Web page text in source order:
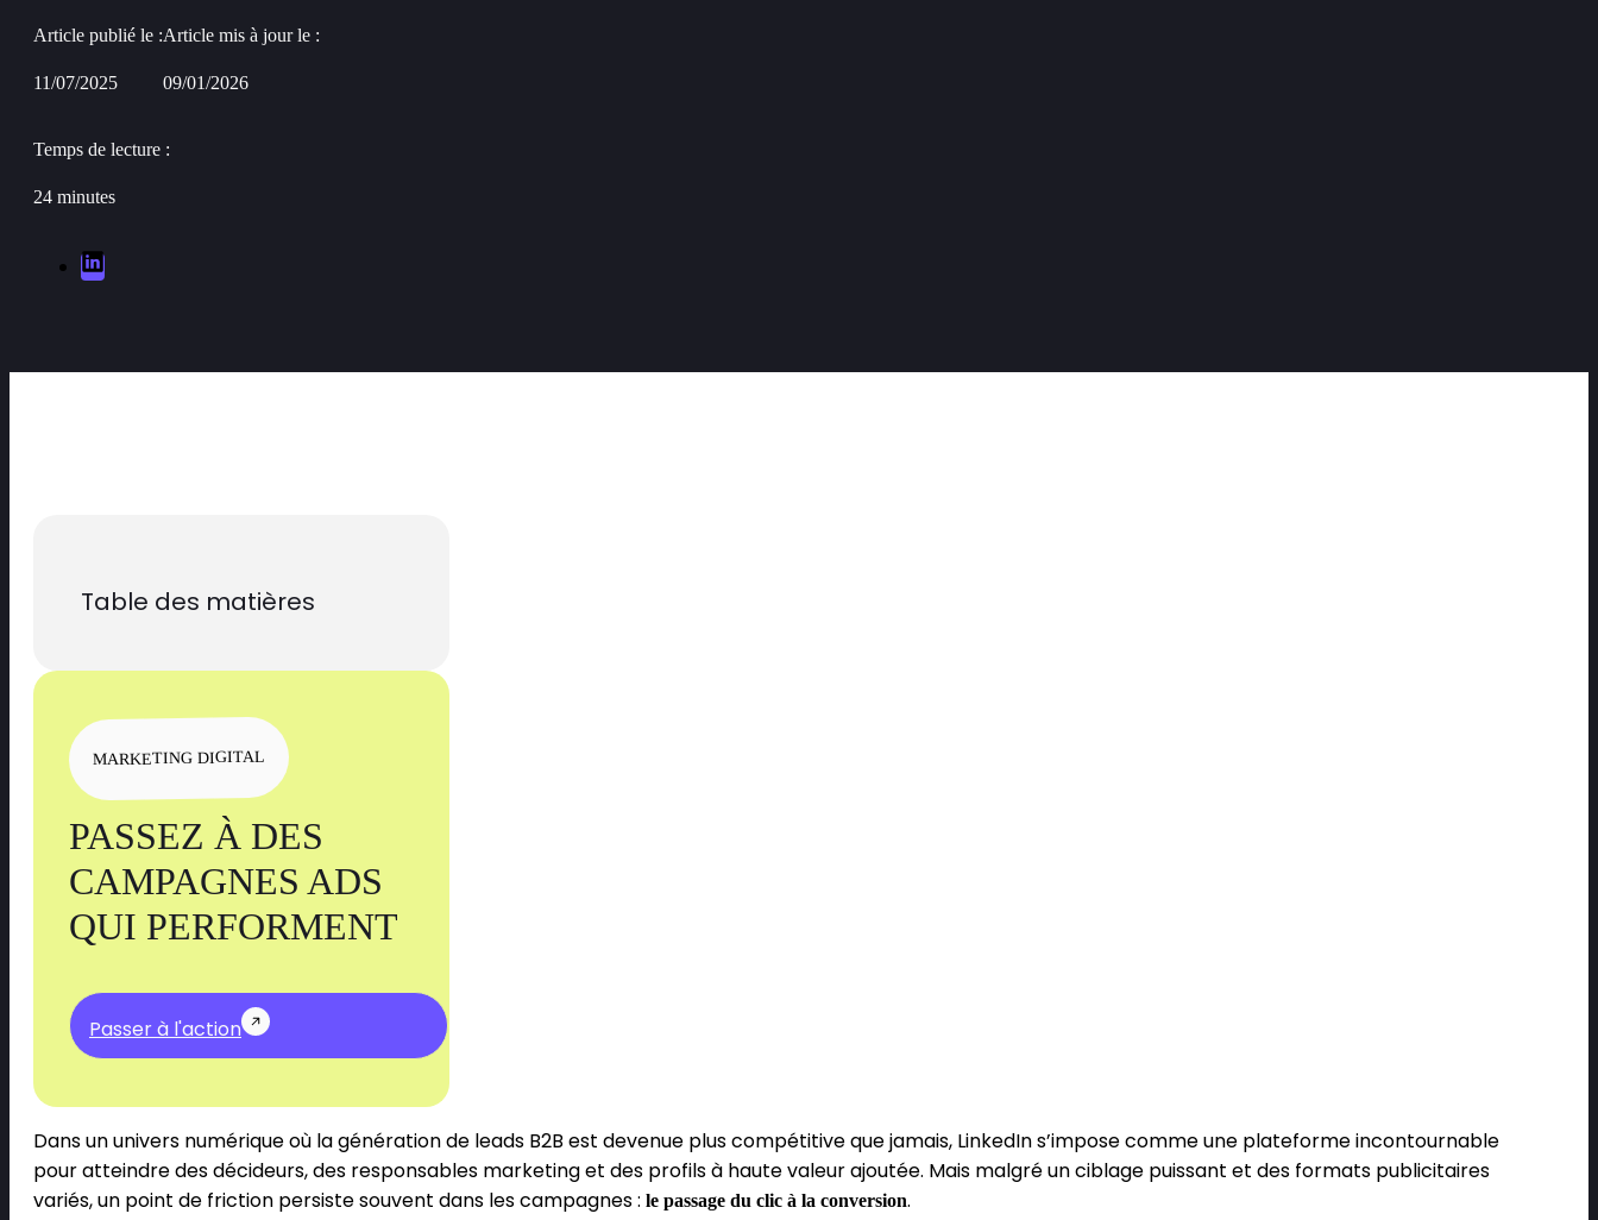
Article publié le :
11/07/2025
Article mis à jour le :
09/01/2026
Temps de lecture :
24 minutes
Table des matières
MARKETING DIGITAL
PASSEZ À DES
CAMPAGNES ADS
QUI PERFORMENT
Passer à l'action
Dans un univers numérique où la génération de leads B2B est devenue plus compétitive que jamais, LinkedIn s’impose comme une plateforme incontournable
pour atteindre des décideurs, des responsables marketing et des profils à haute valeur ajoutée. Mais malgré un ciblage puissant et des formats publicitaires
variés, un point de friction persiste souvent dans les campagnes : le passage du clic à la conversion.